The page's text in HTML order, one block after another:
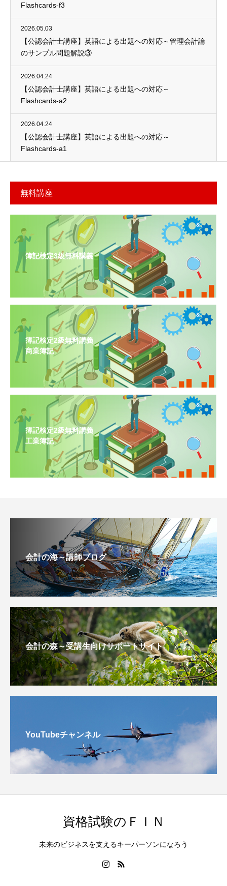
Flashcards-f3
2026.05.03
【公認会計士講座】英語による出題への対応～管理会計論
のサンプル問題解説③
2026.04.24
【公認会計士講座】英語による出題への対応～
Flashcards-a2
2026.04.24
【公認会計士講座】英語による出題への対応～
Flashcards-a1
無料講座
簿記検定3級無料講義
簿記検定2級無料講義
商業簿記
簿記検定2級無料講義
工業簿記
会計の海～講師ブログ
会計の森～受講生向けサポートサイト
YouTubeチャンネル
資格試験のＦＩＮ
未来のビジネスを支えるキーパーソンになろう